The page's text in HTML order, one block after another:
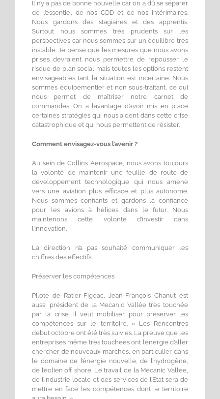
Il n’y a pas de bonne nouvelle car on a dû se séparer
de l’essentiel de nos CDD et de nos intérimaires.
Nous gardons des stagiaires et des apprentis.
Surtout nous sommes très prudents sur les
perspectives car nous sommes sur un équilibre très
instable. Je pense que les mesures que nous avons
prises devraient nous permettre de repousser le
risque de plan social mais toutes les options restent
envisageables tant la situation est incertaine. Nous
sommes équipementier et non sous-traitant, ce qui
nous permet de maîtriser notre carnet de
commandes. On a l’avantage d’avoir mis en place
certaines stratégies qui nous aident dans cette crise
catastrophique et qui nous permettent de résister.
Comment envisagez-vous l’avenir ?
Au sein de Collins Aerospace, nous avons toujours
la volonté de maintenir une feuille de route de
développement technologique qui nous amène
vers une aviation plus efficace et plus autonome.
Nous sommes confiants et gardons la confiance
pour les avions à hélices dans le futur. Nous
maintenons cette volonté d’investir dans
l’innovation.
La direction n’a pas souhaité communiquer les
chiffres des effectifs.
Préserver les compétences
Pilote de Ratier-Figeac, Jean-François Chanut est
aussi président de la Mecanic Vallée très touchée
par la crise. Il veut mobiliser pour préserver les
compétences sur le territoire. « Les Rencontres
début octobre ont été très suivies. La preuve que les
entreprises même très touchées ont l’énergie d’aller
chercher de nouveaux marchés, en particulier dans
le domaine de l’énergie nouvelle, de l’hydrogène,
de l’éolien off shore. Le travail de la Mecanic Vallée,
de l’industrie locale et des services de l’Etat sera de
mettre en face les compétences dont le territoire